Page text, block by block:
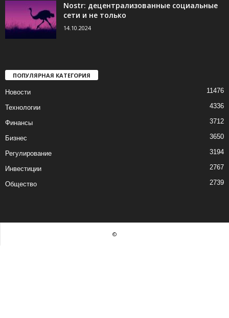
Nostr: децентрализованные социальные
сети и не только
14.10.2024
ПОПУЛЯРНАЯ КАТЕГОРИЯ
Новости 11476
Технологии 4336
Финансы 3712
Бизнес 3650
Регулирование 3194
Инвестиции 2767
Общество 2739
©